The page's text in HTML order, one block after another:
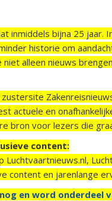
inmiddels bijna 25 jaar.
historie om
alleen nieuws
actuele en
bron voor lezers die
content:
content en jarenlange
en word onderdeel